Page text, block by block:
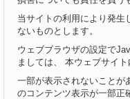
当サイトの利用により発生
ないものとします。
ウェブブラウザの設定で
ましては、 本ウェブサイト
一部が表示されないことが
のコンテンツ表示が一部正